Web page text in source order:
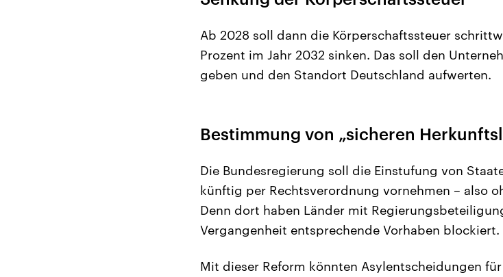
Ab 2028 soll dann die Körperschaftssteuer
Prozent im Jahr 2032 sinken. Das soll den
geben und den Standort Deutschland aufwerten.
Bestimmung von „sicheren
Die Bundesregierung soll die Einstufung von
künftig per Rechtsverordnung vornehmen – also
Denn dort haben Länder mit
Vergangenheit entsprechende Vorhaben blockiert.
Mit dieser Reform könnten Asylentscheidungen